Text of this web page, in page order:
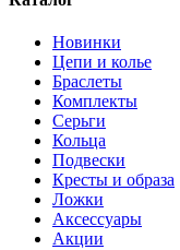
Новинки
Цепи и колье
Браслеты
Комплекты
Серьги
Кольца
Подвески
Кресты и образа
Ложки
Аксессуары
Акции